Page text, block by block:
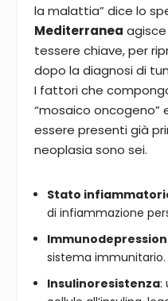
la malattia” dice lo
Mediterranea
tessere chiave, per
dopo la diagnosi di
I fattori che
“mosaico oncogeno”
essere presenti già
neoplasia sono sei.
Stato
di infiammazione
sistema immunitario.
Insulinoresistenza: